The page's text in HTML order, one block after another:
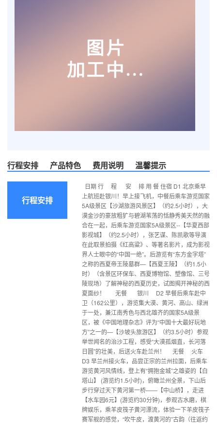
行程安排 产品特色 费用说明 温馨提示
行程安排
日期 行 程 安 排 用 餐 住宿 D1 北京乘早
上航班赴银川！早上接飞机，中餐后乘车游览国家
5A级景区【沙湖旅游风景区】（约2.5小时），大
漠金沙的豪放粗犷与碧湖苇荡的恬静秀美天然的融
合在一起，后乘车游览国家5A级景区--【华夏西部
影视城】（约2.5小时），张艺谋、陈凯歌等导演
在此取景拍摄《红高粱》、等著名影片，成为影视
界人士眼中的“中国一绝”。后游览有“东方金字塔”
之称的西夏帝王陵墓群—【西夏王陵】（约1.5小
时）（含景区环保车、西夏博物馆、塑像馆、三号
陵现场）了解神秘的西夏历史，试图揭开神秘的西
夏面纱！ 无餐 银川 D2 早餐后乘车赴中
卫（162公里），游览集大漠、黄河、高山、绿洲
于一处，兼江南秀色与西北雄齐的国家5A级景
区，被《中国地理杂志》评为“中国十大最好玩地
方”之一的—【沙坡头旅游区】（约3.5小时）参观
举世闻名的治沙工程，感受“大漠孤烟直，长河落
日圆”的壮美，后送火车赴兰州！ 无餐 火车
D3 早兰州接火车，品尝正宗的兰州拉面，后乘车
游览黄河风情线，登上有“拥抱金城”之雄姿的【白
塔山】 (游览约1.5小时)，俯瞰兰州全景，下山后
步行穿过天下黄河第一桥——【中山桥】，走进
【水车园6元】(游览约30分钟)，参观古水磨，棋
牌娱乐，乘羊皮筏子黄河漂流，体验一下羊皮筏子
赛军舰的感觉，“吹牛皮，渡黄河的”古韵（往返约